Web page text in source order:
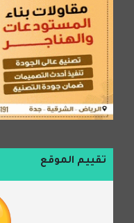
تقييم الموقع